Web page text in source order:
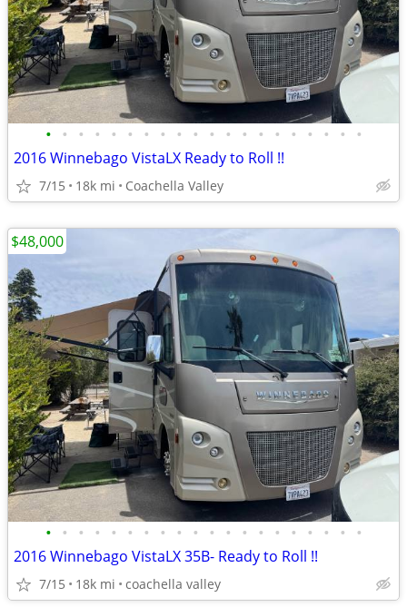
• • • • • • • • • • • • • • • • • • • •
2016 Winnebago VistaLX Ready to Roll !!
7/15 18k mi Coachella Valley
• • • • • • • • • • • • • • • • • • • •
2016 Winnebago VistaLX 35B- Ready to Roll !!
7/15 18k mi coachella valley
$48,000